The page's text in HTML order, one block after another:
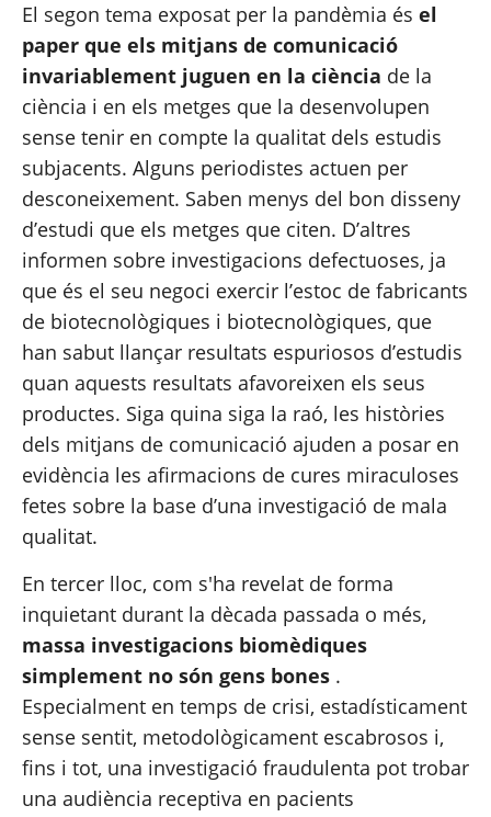
El segon tema exposat per la pandèmia és el
paper que els mitjans de comunicació
invariablement juguen en la ciència de la
ciència i en els metges que la desenvolupen
sense tenir en compte la qualitat dels estudis
subjacents. Alguns periodistes actuen per
desconeixement. Saben menys del bon disseny
d’estudi que els metges que citen. D’altres
informen sobre investigacions defectuoses, ja
que és el seu negoci exercir l’estoc de fabricants
de biotecnològiques i biotecnològiques, que
han sabut llançar resultats espuriosos d’estudis
quan aquests resultats afavoreixen els seus
productes. Siga quina siga la raó, les històries
dels mitjans de comunicació ajuden a posar en
evidència les afirmacions de cures miraculoses
fetes sobre la base d’una investigació de mala
qualitat.
En tercer lloc, com s'ha revelat de forma
massa investigacions biomèdiques
simplement no són gens bones .
Especialment en temps de crisi, estadísticament
sense sentit, metodològicament escabrosos i,
fins i tot, una investigació fraudulenta pot trobar
una audiència receptiva en pacients